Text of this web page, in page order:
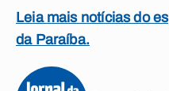
Leia mais notícias do
da Paraíba.